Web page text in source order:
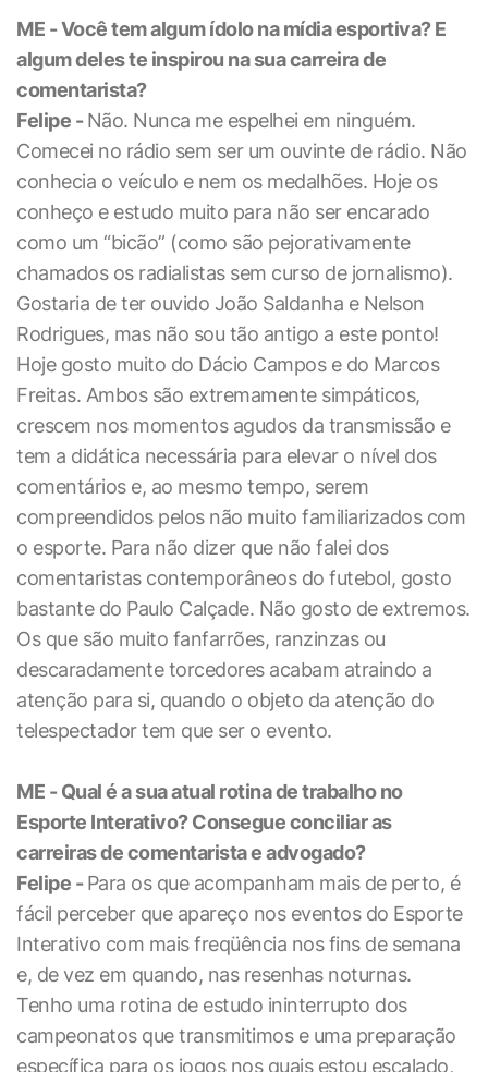
ME - Você tem algum ídolo na mídia esportiva? E
algum deles te inspirou na sua carreira de
comentarista?
Felipe -Não. Nunca me espelhei em ninguém.
Comecei no rádio sem ser um ouvinte de rádio. Não
conhecia o veículo e nem os medalhões. Hoje os
conheço e estudo muito para não ser encarado
como um “bicão” (como são pejorativamente
chamados os radialistas sem curso de jornalismo).
Gostaria de ter ouvido João Saldanha e Nelson
Rodrigues, mas não sou tão antigo a este ponto!
Hoje gosto muito do Dácio Campos e do Marcos
Freitas. Ambos são extremamente simpáticos,
crescem nos momentos agudos da transmissão e
tem a didática necessária para elevar o nível dos
comentários e, ao mesmo tempo, serem
compreendidos pelos não muito familiarizados com
o esporte. Para não dizer que não falei dos
comentaristas contemporâneos do futebol, gosto
bastante do Paulo Calçade. Não gosto de extremos.
Os que são muito fanfarrões, ranzinzas ou
descaradamente torcedores acabam atraindo a
atenção para si, quando o objeto da atenção do
telespectador tem que ser o evento.
ME - Qual é a sua atual rotina de trabalho no
Esporte Interativo? Consegue conciliar as
carreiras de comentarista e advogado?
Felipe -Para os que acompanham mais de perto, é
fácil perceber que apareço nos eventos do Esporte
Interativo com mais freqüência nos fins de semana
e, de vez em quando, nas resenhas noturnas.
Tenho uma rotina de estudo ininterrupto dos
campeonatos que transmitimos e uma preparação
específica para os jogos nos quais estou escalado,